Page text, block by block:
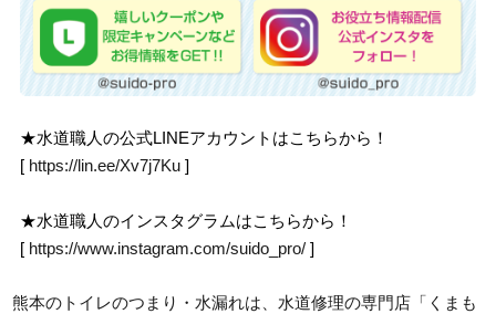
★水道職人の公式LINEアカウントはこちらから！
[ https://lin.ee/Xv7j7Ku ]
★水道職人のインスタグラムはこちらから！
[ https://www.instagram.com/suido_pro/ ]
熊本のトイレのつまり・水漏れは、水道修理の専門店「くまも